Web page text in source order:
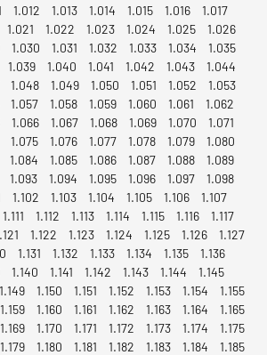
1.012 1.013 1.014 1.015 1.016
1.017
1.021 1.022 1.023 1.024 1.025
1.026
1.030 1.031 1.032 1.033 1.034
1.035
1.039 1.040 1.041 1.042 1.043
1.044
1.048 1.049 1.050 1.051 1.052
1.053
1.057 1.058 1.059 1.060 1.061
1.062
1.066 1.067 1.068 1.069 1.070
1.071
1.075 1.076 1.077 1.078 1.079
1.080
1.084 1.085 1.086 1.087 1.088
1.089
1.093 1.094 1.095 1.096 1.097
1.098
1.102 1.103 1.104 1.105 1.106
1.107
1.111 1.112 1.113 1.114 1.115 1.116
1.117
1.122 1.123 1.124 1.125 1.126
1.127
1.131 1.132 1.133 1.134 1.135
1.136
1.140 1.141 1.142 1.143 1.144
1.145
1.149 1.150 1.151 1.152 1.153 1.154
1.155
1.159 1.160 1.161 1.162 1.163 1.164
1.165
1.169 1.170 1.171 1.172 1.173 1.174
1.175
1.179 1.180 1.181 1.182 1.183 1.184
1.185